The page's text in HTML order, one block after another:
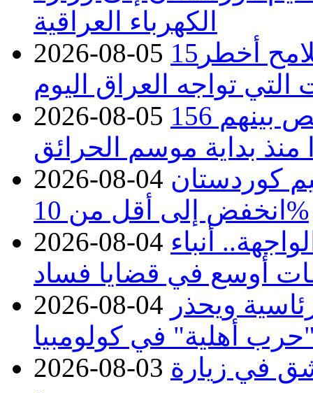
الكهرباء العراقية
2026-08-05 15كارثة بيئية ومناخية ترسم ملامح أخطر
التي تواجه العراق اليوم
2026-08-05 حرائق فرنسا.. توقيف 402 شخص بينهم 156
منذ بداية موسم الحرائق
2026-08-04 كوردستان
انخفض إلى أقل من 10%
2026-08-04 أنباء
أوسع في قضايا فساد
2026-08-04 ويحذر
أهلية" في كولومبيا
2026-08-03 في زيارة